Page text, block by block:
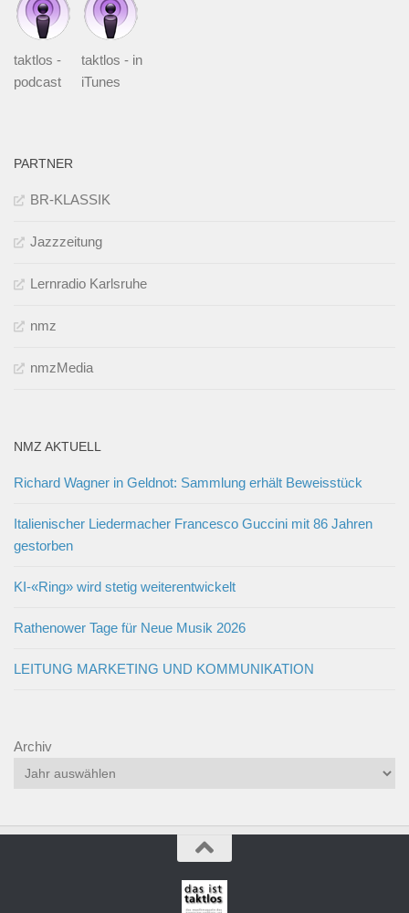
taktlos -
podcast
taktlos - in
iTunes
PARTNER
BR-KLASSIK
Jazzzeitung
Lernradio Karlsruhe
nmz
nmzMedia
NMZ AKTUELL
Richard Wagner in Geldnot: Sammlung erhält Beweisstück
Italienischer Liedermacher Francesco Guccini mit 86 Jahren
gestorben
KI-«Ring» wird stetig weiterentwickelt
Rathenower Tage für Neue Musik 2026
LEITUNG MARKETING UND KOMMUNIKATION
Archiv